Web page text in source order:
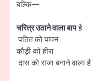
बल्कि—
चरित्र उठाने वाला बापहै
पतित को पावन
कौड़ी को हीरा
दास को राजा बनाने वाला है